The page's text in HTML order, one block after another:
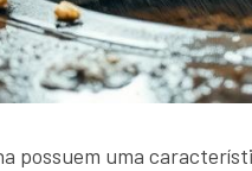
possuem uma